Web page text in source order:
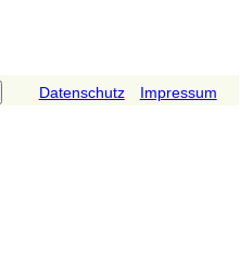
Datenschutz Impressum